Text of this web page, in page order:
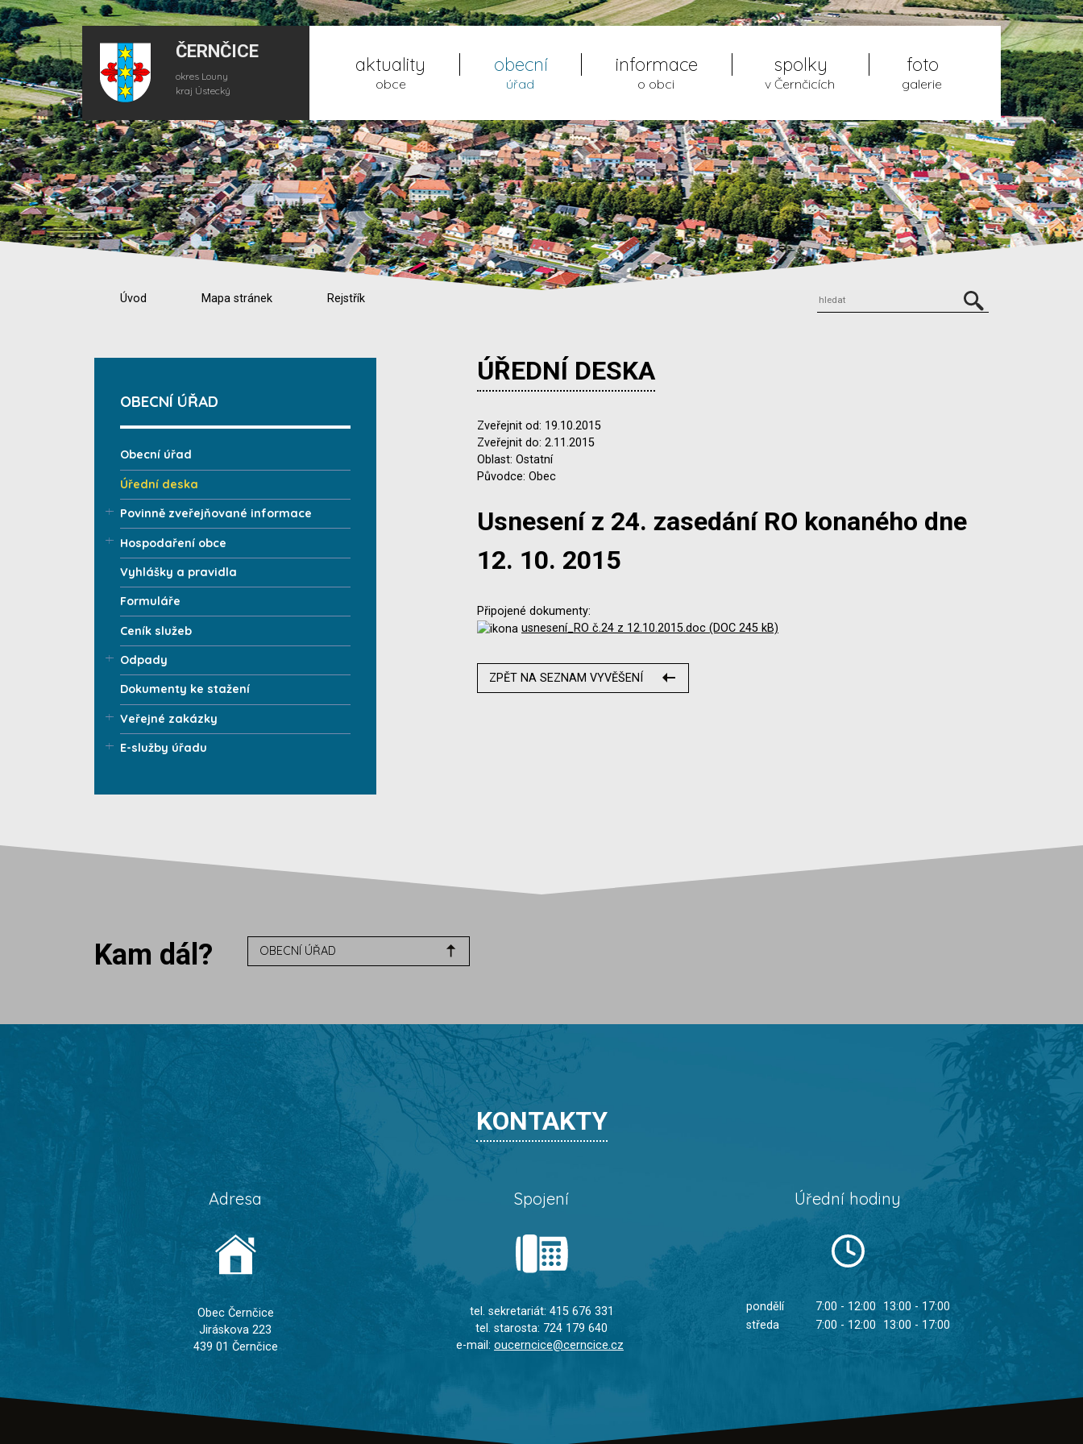
ČERNČICE
okres Louny
kraj Ústecký
aktuality
obce
obecní
úřad
informace
o obci
spolky
v Černčicích
foto
galerie
Úvod Mapa stránek Rejstřík
ÚŘEDNÍ DESKA
Zveřejnit od: 19.10.2015
Zveřejnit do: 2.11.2015
Oblast: Ostatní
Původce: Obec
Usnesení z 24. zasedání RO konaného dne
12. 10. 2015
Připojené dokumenty:
usnesení_RO č.24 z 12.10.2015.doc (DOC 245 kB)
ZPĚT NA SEZNAM VYVĚŠENÍ
OBECNÍ ÚŘAD
Obecní úřad
Úřední deska
Povinně zveřejňované informace
Hospodaření obce
Vyhlášky a pravidla
Formuláře
Ceník služeb
Odpady
Dokumenty ke stažení
Veřejné zakázky
E-služby úřadu
Kam dál? OBECNÍ ÚŘAD
KONTAKTY
Adresa
Obec Černčice
Jiráskova 223
439 01 Černčice
Spojení
tel. sekretariát: 415 676 331
tel. starosta: 724 179 640
e-mail: oucerncice@cerncice.cz
Úřední hodiny
pondělí 7:00 - 12:00
13:00 - 17:00
středa
7:00 - 12:00 13:00 - 17:00